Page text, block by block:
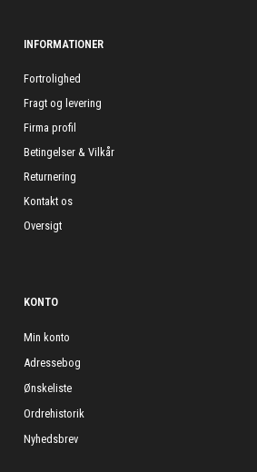
INFORMATIONER
Fortrolighed
Fragt og levering
Firma profil
Betingelser & Vilkår
Returnering
Kontakt os
Oversigt
KONTO
Min konto
Adressebog
Ønskeliste
Ordrehistorik
Nyhedsbrev